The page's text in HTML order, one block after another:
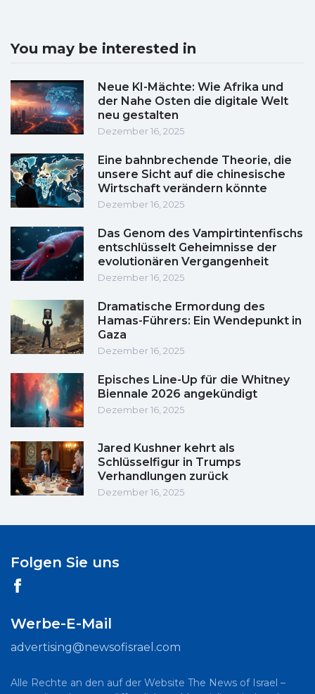
You may be interested in
Neue KI-Mächte: Wie Afrika und
der Nahe Osten die digitale Welt
neu gestalten
Dezember 16, 2025
Eine bahnbrechende Theorie, die
unsere Sicht auf die chinesische
Wirtschaft verändern könnte
Dezember 16, 2025
Das Genom des Vampirtintenfischs
entschlüsselt Geheimnisse der
evolutionären Vergangenheit
Dezember 16, 2025
Dramatische Ermordung des
Hamas-Führers: Ein Wendepunkt in
Gaza
Dezember 16, 2025
Episches Line-Up für die Whitney
Biennale 2026 angekündigt
Dezember 16, 2025
Jared Kushner kehrt als
Schlüsselfigur in Trumps
Verhandlungen zurück
Dezember 16, 2025
Folgen Sie uns
Werbe-E-Mail
advertising@newsofisrael.com
Alle Rechte an den auf der Website The News of Israel –